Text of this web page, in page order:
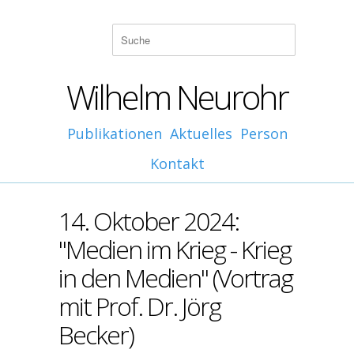
Wilhelm Neurohr
Publikationen Aktuelles Person
Kontakt
14. Oktober 2024:
"Medien im Krieg - Krieg
in den Medien" (Vortrag
mit Prof. Dr. Jörg
Becker)